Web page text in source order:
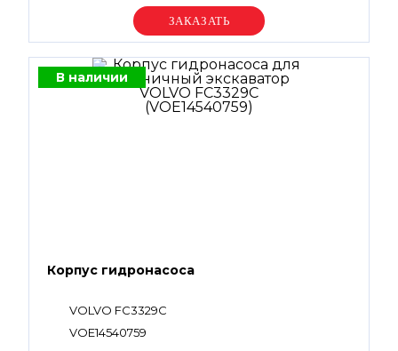
Уточняйте цену
В наличии
Корпус гидронасоса
VOLVO FC3329C
VOE14540759